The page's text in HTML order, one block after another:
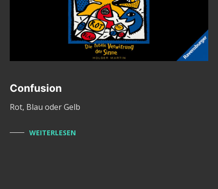
Confusion
Rot, Blau oder Gelb
WEITERLESEN